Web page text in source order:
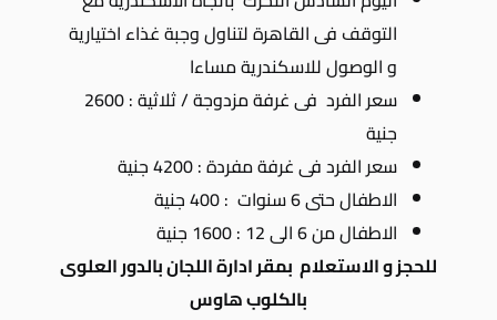
التوقف فى القاهرة لتناول وجبة غذاء اختيارية
و الوصول للاسكندرية مساءا
سعر الفرد فى غرفة مزدوجة / ثلاثية : 2600
جنية
سعر الفرد فى غرفة مفردة : 4200 جنية
الاطفال حتى 6 سنوات : 400 جنية
الاطفال من 6 الى 12 : 1600 جنية
للحجز و الاستعلام بمقر ادارة اللجان بالدور العلوى
بالكلوب هاوس